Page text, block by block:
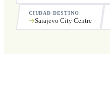
CIUDAD DESTINO
Sarajevo City Centre